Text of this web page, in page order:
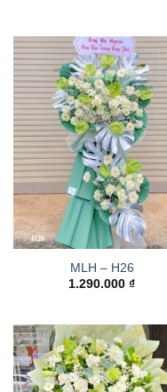
MLH – H26
1.290.000 ₫